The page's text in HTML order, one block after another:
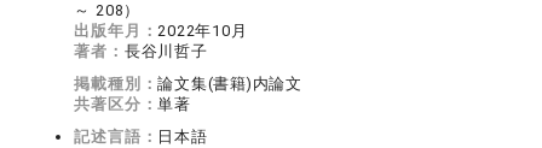
～ 208）
出版年月：2022年10月
著者： 長谷川哲子
掲載種別：論文集(書籍)内論文
共著区分：単著
記述言語： 日本語